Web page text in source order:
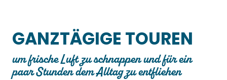
GANZTÄGIGE TOUREN
um frische Luft zu schnappen und für ein
paar Stunden dem Alltag zu entfliehen